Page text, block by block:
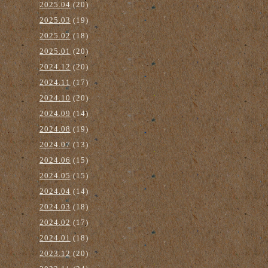
2025.04(20)
2025.03(19)
2025.02(18)
2025.01 (20)
2024.12 (20)
2024.11(17)
2024.10 (20)
2024.09(14)
2024.08(19)
2024.07 (13)
2024.06(15)
2024.05 (15)
2024.04(14)
2024.03(18)
2024.02(17)
2024.01(18)
2023.12 (20)